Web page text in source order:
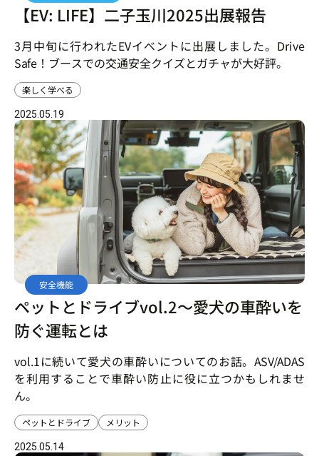
【EV: LIFE】二子玉川2025出展報告
3月中旬に行われたEVイベントに出展しました。Drive
Safe！ブースでの交通安全クイズとガチャが大好評。
楽しく学べる
2025.05.19
安全機能
ペットとドライブvol.2～愛犬の車酔いを
防ぐ運転とは
vol.1に続いて愛犬の車酔いについてのお話。ASV/ADAS
を利用することで車酔い防止に役に立つかもしれませ
ん。
ペットとドライブ メリット
2025.05.14